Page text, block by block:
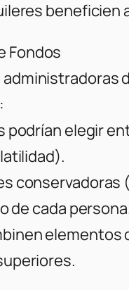
beneficien
Fondos
administradoras
podrían elegir
de cada